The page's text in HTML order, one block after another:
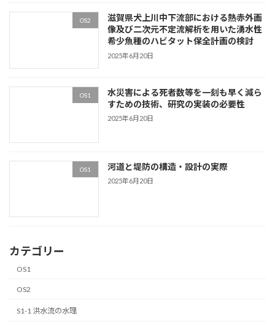
OS2
滋賀県犬上川中下流部における熱赤外画
像及び二次元不定流解析を用いた湧水性
希少魚種のハビタット保全計画の検討
2025年6月20日
OS1
水災害による死者数等を一刻も早く減ら
すための技術、研究の実装の必要性
2025年6月20日
OS1 河道と堤防の構造・設計の実際
2025年6月20日
カテゴリー
OS1
OS2
S1-1 洪水流の水理